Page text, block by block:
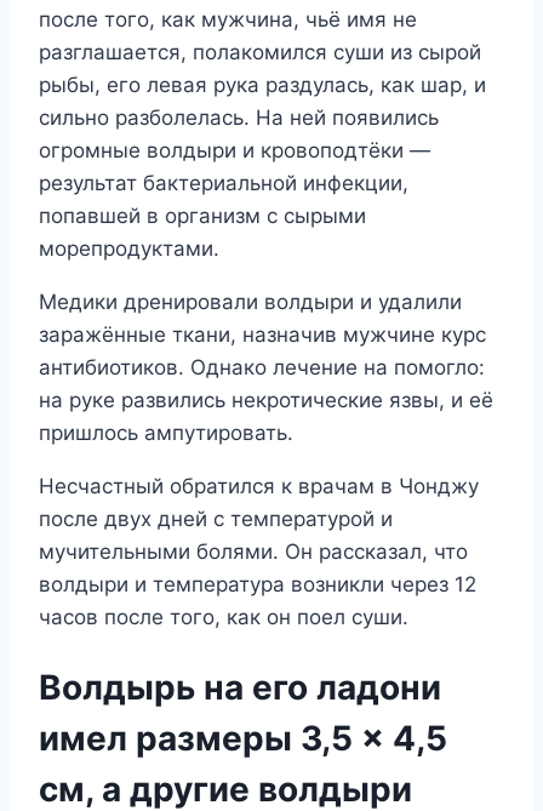
после того, как мужчина, чьё имя не
разглашается, полакомился суши из сырой
рыбы, его левая рука раздулась, как шар, и
сильно разболелась. На ней появились
огромные волдыри и кровоподтёки —
результат бактериальной инфекции,
попавшей в организм с сырыми
морепродуктами.
Медики дренировали волдыри и удалили
заражённые ткани, назначив мужчине курс
антибиотиков. Однако лечение на помогло:
на руке развились некротические язвы, и её
пришлось ампутировать.
Несчастный обратился к врачам в Чонджу
после двух дней с температурой и
мучительными болями. Он рассказал, что
волдыри и температура возникли через 12
часов после того, как он поел суши.
Волдырь на его ладони
имел размеры 3,5 × 4,5
см, а другие волдыри